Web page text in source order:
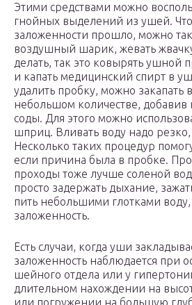
Этими средствами можно
гнойных выделений из ушей.
заложенности прошло, можно
воздушный шарик, жевать
делать, так это ковырять ушной
и капать медицинский спирт в
удалить пробку, можно закапать
небольшом количестве, добавив
соды. Для этого можно
шприц. Вливать воду надо резко,
Несколько таких процедур
если причина была в пробке.
проходы тоже лучше соленой
просто задержать дыхание,
пить небольшими глотками воду,
заложенность.
Есть случаи, когда уши
заложенность наблюдается при
шейного отдела или у
длительном нахождении на
или погружении на большую